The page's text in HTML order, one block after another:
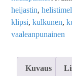
heijastin,
klipsi,kulkunen,
vaaleanpunainen
Kuvaus